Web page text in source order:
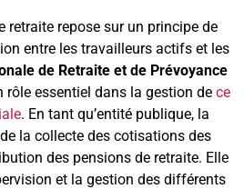
retraite repose sur un principe de
entre les travailleurs actifs et les
de Retraite et de Prévoyance
rôle essentiel dans la gestion de ce
. En tant qu’entité publique, la
la collecte des cotisations des
des pensions de retraite. Elle
et la gestion des différents